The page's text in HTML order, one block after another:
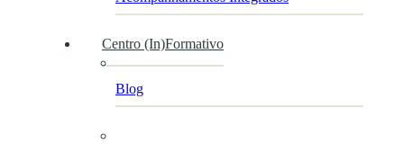
Centro (In)Formativo
Blog